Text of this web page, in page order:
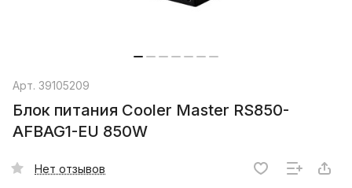
Арт. 39105209
Блок питания Cooler Master RS850-
AFBAG1-EU 850W
Нет отзывов